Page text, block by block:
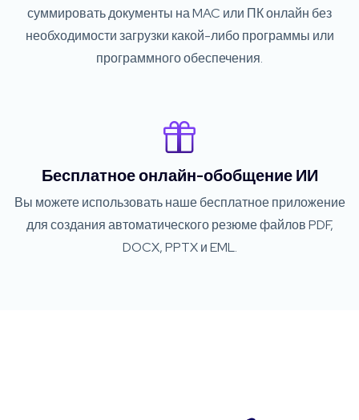
суммировать документы на MAC или ПК онлайн без
необходимости загрузки какой-либо программы или
программного обеспечения.
Бесплатное онлайн-обобщение ИИ
Вы можете использовать наше бесплатное приложение
для создания автоматического резюме файлов PDF,
DOCX, PPTX и EML.